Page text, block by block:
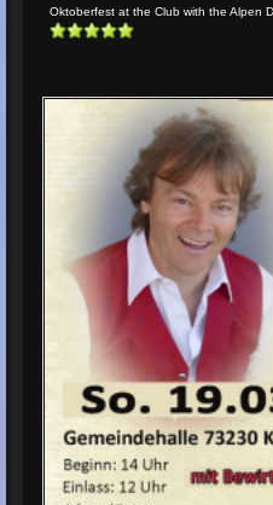
Oktoberfest at the Club with the Alpen